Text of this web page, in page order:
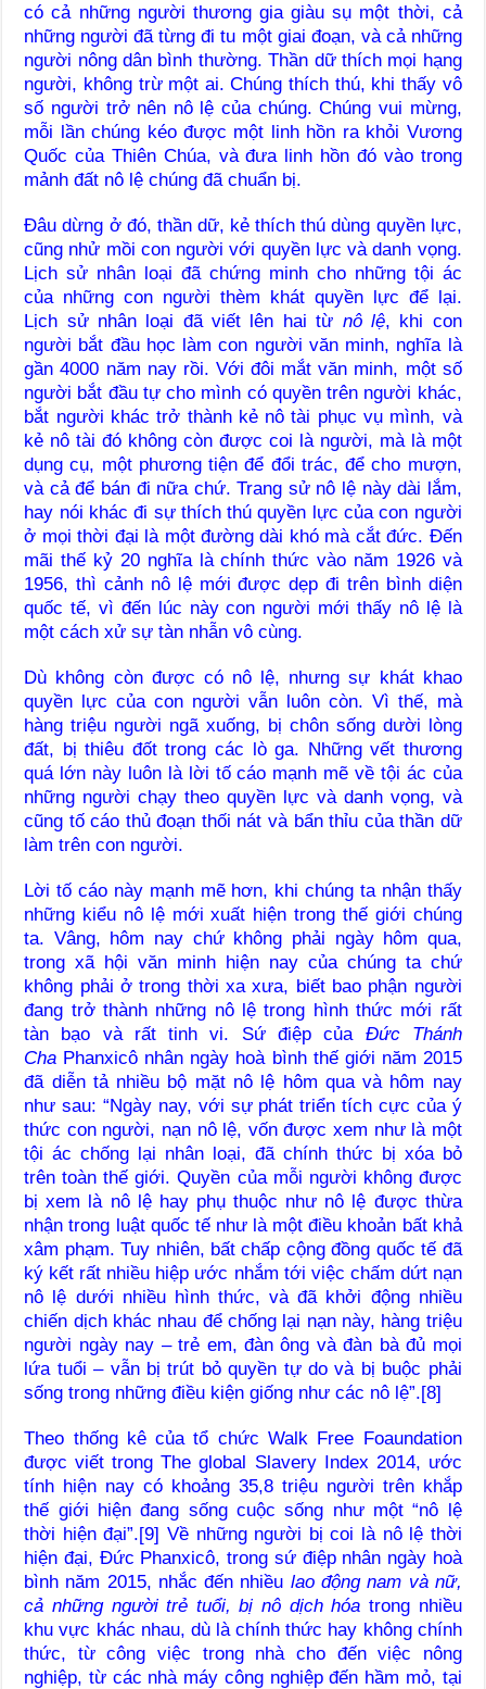
có cả những người thương gia giàu sụ một thời, cả
những người đã từng đi tu một giai đoạn, và cả những
người nông dân bình thường. Thần dữ thích mọi hạng
người, không trừ một ai. Chúng thích thú, khi thấy vô
số người trở nên nô lệ của chúng. Chúng vui mừng,
mỗi lần chúng kéo được một linh hồn ra khỏi Vương
Quốc của Thiên Chúa, và đưa linh hồn đó vào trong
mảnh đất nô lệ chúng đã chuẩn bị.
Đâu dừng ở đó, thần dữ, kẻ thích thú dùng quyền lực,
cũng nhử mồi con người với quyền lực và danh vọng.
Lịch sử nhân loại đã chứng minh cho những tội ác
của những con người thèm khát quyền lực để lại.
Lịch sử nhân loại đã viết lên hai từ nô lệ, khi con
người bắt đầu học làm con người văn minh, nghĩa là
gần 4000 năm nay rồi. Với đôi mắt văn minh, một số
người bắt đầu tự cho mình có quyền trên người khác,
bắt người khác trở thành kẻ nô tài phục vụ mình, và
kẻ nô tài đó không còn được coi là người, mà là một
dụng cụ, một phương tiện để đổi trác, để cho mượn,
và cả để bán đi nữa chứ. Trang sử nô lệ này dài lắm,
hay nói khác đi sự thích thú quyền lực của con người
ở mọi thời đại là một đường dài khó mà cắt đức. Đến
mãi thế kỷ 20 nghĩa là chính thức vào năm 1926 và
1956, thì cảnh nô lệ mới được dẹp đi trên bình diện
quốc tế, vì đến lúc này con người mới thấy nô lệ là
một cách xử sự tàn nhẫn vô cùng.
Dù không còn được có nô lệ, nhưng sự khát khao
quyền lực của con người vẫn luôn còn. Vì thế, mà
hàng triệu người ngã xuống, bị chôn sống dười lòng
đất, bị thiêu đốt trong các lò ga. Những vết thương
quá lớn này luôn là lời tố cáo mạnh mẽ về tội ác của
những người chạy theo quyền lực và danh vọng, và
cũng tố cáo thủ đoạn thối nát và bẩn thỉu của thần dữ
làm trên con người.
Lời tố cáo này mạnh mẽ hơn, khi chúng ta nhận thấy
những kiểu nô lệ mới xuất hiện trong thế giới chúng
ta. Vâng, hôm nay chứ không phải ngày hôm qua,
trong xã hội văn minh hiện nay của chúng ta chứ
không phải ở trong thời xa xưa, biết bao phận người
đang trở thành những nô lệ trong hình thức mới rất
tàn bạo và rất tinh vi. Sứ điệp của Đức Thánh
Cha Phanxicô nhân ngày hoà bình thế giới năm 2015
đã diễn tả nhiều bộ mặt nô lệ hôm qua và hôm nay
như sau: “Ngày nay, với sự phát triển tích cực của ý
thức con người, nạn nô lệ, vốn được xem như là một
tội ác chống lại nhân loại, đã chính thức bị xóa bỏ
trên toàn thế giới. Quyền của mỗi người không được
bị xem là nô lệ hay phụ thuộc như nô lệ được thừa
nhận trong luật quốc tế như là một điều khoản bất khả
xâm phạm. Tuy nhiên, bất chấp cộng đồng quốc tế đã
ký kết rất nhiều hiệp ước nhắm tới việc chấm dứt nạn
nô lệ dưới nhiều hình thức, và đã khởi động nhiều
chiến dịch khác nhau để chống lại nạn này, hàng triệu
người ngày nay – trẻ em, đàn ông và đàn bà đủ mọi
lứa tuổi – vẫn bị trút bỏ quyền tự do và bị buộc phải
sống trong những điều kiện giống như các nô lệ”.[8]
Theo thống kê của tổ chức Walk Free Foaundation
được viết trong The global Slavery Index 2014, ước
tính hiện nay có khoảng 35,8 triệu người trên khắp
thế giới hiện đang sống cuộc sống như một “nô lệ
thời hiện đại”.[9] Về những người bị coi là nô lệ thời
hiện đại, Đức Phanxicô, trong sứ điệp nhân ngày hoà
bình năm 2015, nhắc đến nhiều lao động nam và nữ,
cả những người trẻ tuổi, bị nô dịch hóa trong nhiều
khu vực khác nhau, dù là chính thức hay không chính
thức, từ công việc trong nhà cho đến việc nông
nghiệp, từ các nhà máy công nghiệp đến hầm mỏ, tại